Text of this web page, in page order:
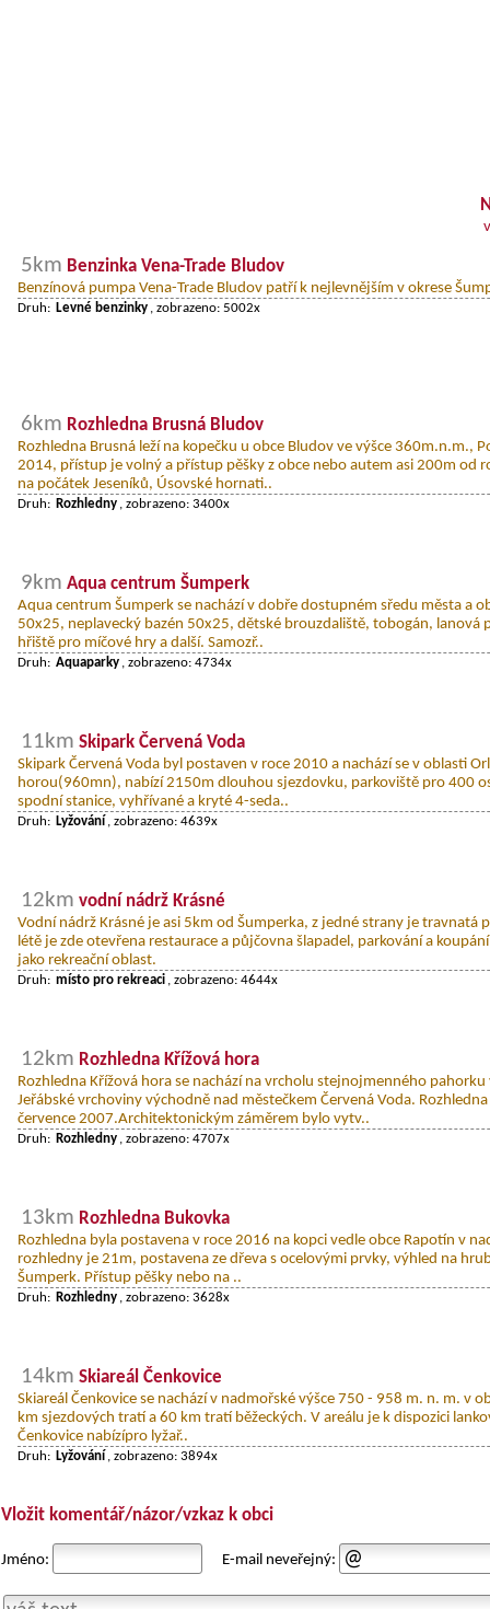
5km Benzinka Vena-Trade Bludov
Benzínová pumpa Vena-Trade Bludov patří k nejlevnějším v okrese
Druh: Levné benzinky , zobrazeno: 5002x
6km Rozhledna Brusná Bludov
Rozhledna Brusná leží na kopečku u obce Bludov ve výšce 360m.n.m.,
2014, přístup je volný a přístup pěšky z obce nebo autem asi 200m od
na počátek Jeseníků, Úsovské hornati..
Druh: Rozhledny , zobrazeno: 3400x
9km Aqua centrum Šumperk
Aqua centrum Šumperk se nachází v dobře dostupném sředu města a
50x25, neplavecký bazén 50x25, dětské brouzdaliště, tobogán, lanová
hřiště pro míčové hry a další. Samozř..
Druh: Aquaparky , zobrazeno: 4734x
11km Skipark Červená Voda
Skipark Červená Voda byl postaven v roce 2010 a nachází se v oblasti
horou(960mn), nabízí 2150m dlouhou sjezdovku, parkoviště pro 400
spodní stanice, vyhřívané a kryté 4-seda..
Druh: Lyžování , zobrazeno: 4639x
12km vodní nádrž Krásné
Vodní nádrž Krásné je asi 5km od Šumperka, z jedné strany je travnatá
létě je zde otevřena restaurace a půjčovna šlapadel, parkování a
jako rekreační oblast.
Druh: místo pro rekreaci , zobrazeno: 4644x
12km Rozhledna Křížová hora
Rozhledna Křížová hora se nachází na vrcholu stejnojmenného
Jeřábské vrchoviny východně nad městečkem Červená Voda.
července 2007.Architektonickým záměrem bylo vytv..
Druh: Rozhledny , zobrazeno: 4707x
13km Rozhledna Bukovka
Rozhledna byla postavena v roce 2016 na kopci vedle obce Rapotín v
rozhledny je 21m, postavena ze dřeva s ocelovými prvky, výhled na
Šumperk. Přístup pěšky nebo na ..
Druh: Rozhledny , zobrazeno: 3628x
14km Skiareál Čenkovice
Skiareál Čenkovice se nachází v nadmořské výšce 750 - 958 m. n. m. v
km sjezdových tratí a 60 km tratí běžeckých. V areálu je k dispozici
Čenkovice nabízípro lyžař..
Druh: Lyžování , zobrazeno: 3894x
Vložit komentář/názor/vzkaz k obci
Jméno: E-mail neveřejný: